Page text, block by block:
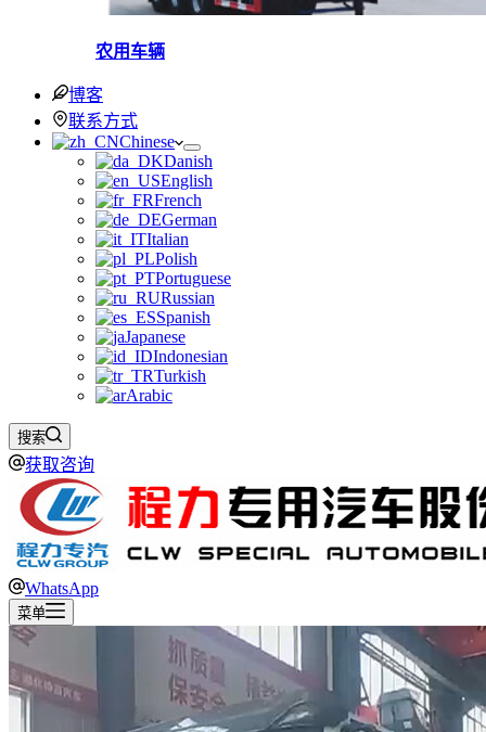
农用车辆
博客
联系方式
Chinese
Danish
English
French
German
Italian
Polish
Portuguese
Russian
Spanish
Japanese
Indonesian
Turkish
Arabic
搜索
获取咨询
WhatsApp
菜单